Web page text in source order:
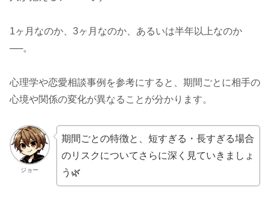
1ヶ月なのか、3ヶ月なのか、あるいは半年以上なのか
──。
心理学や恋愛相談事例を参考にすると、期間ごとに相手の
心境や関係の変化が異なることが分かります。
ジョー
期間ごとの特徴と、短すぎる・長すぎる場合
のリスクについてさらに深く見ていきましょ
う🌿